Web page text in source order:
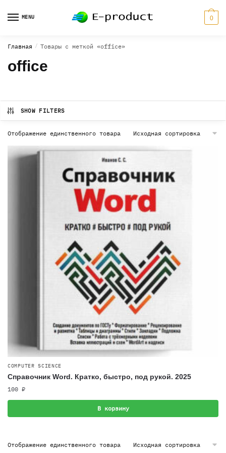
to
to
MENU 0
Главная / Товары с меткой «office»
office
SHOW FILTERS
Отображение единственного товара
COMPUTER SCIENCE
Справочник Word. Кратко, быстро, под рукой. 2025
100 ₽
В корзину
Отображение единственного товара